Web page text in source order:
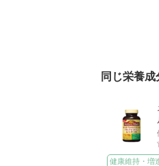
同じ栄養
健康維持・増